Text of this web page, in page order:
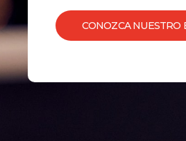
CONOZCA NUESTRO